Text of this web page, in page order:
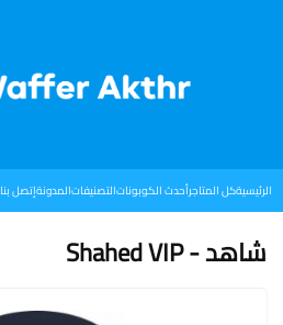
الرئيسيةكل المتاجرأحدث الكوبوناتالتصنيفاتالمدونةإتصل بنا
شاهد - Shahed VIP